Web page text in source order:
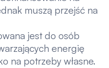
muszą przejść na
jest do osób
energię
na potrzeby własne.